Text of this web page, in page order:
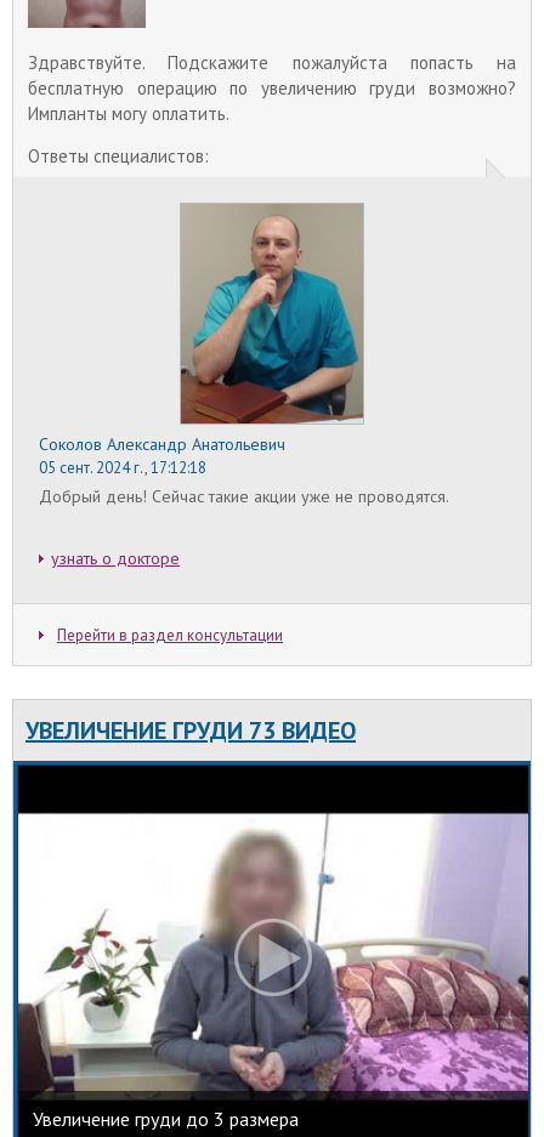
желез снижается. Кожа растягивается и
провисает. Так развивается птоз груди, при
котором соски опускаются вниз, нижняя часть
желез провисает ниже подгрудной складки.
вертикальная мастопексия.
Все чаще женщины решаются на операцию по
увеличению груди в возрасте до 30 лет, поэтому
беременность после маммопластики –
распространенное явление.
Удаление шрамов после маммопластики
В процессе операции по увеличению груди
делается надрез по всем слоям кожи, поэтому
остаются шрамы. С учетом степени регенерации
кожного покрова в среднем в течение первого
года после маммопластики формируются шрамы.
Рубцы затягиваются, бледнеют, уплощаются, а их
состояние становится стабильным. В это время
можно приступать к процедурам по удалению
следов увеличения груди.
Увеличение груди в подростковом возрасте
увеличить грудь ребенку, учитывая высокую
увеличить грудь.
Здравствуйте. Подскажите пожалуйста попасть на
бесплатную операцию по увеличению груди возможно?
Импланты могу оплатить.
Ответы специалистов:
Соколов Александр Анатольевич
05 сент. 2024 г., 17:12:18
Добрый день! Сейчас такие акции уже не проводятся.
узнать о докторе
Перейти в раздел консультации
УВЕЛИЧЕНИЕ ГРУДИ 73 ВИДЕО
Увеличение груди до 3 размера